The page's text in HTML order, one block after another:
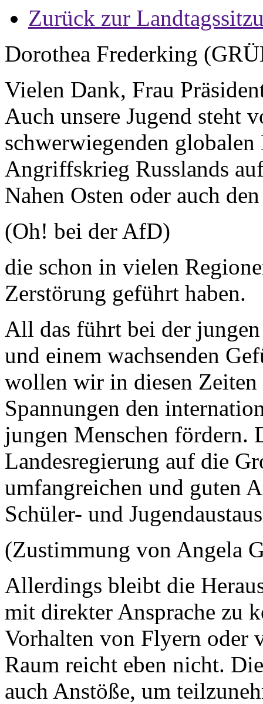
Zurück zur
Dorothea Frederking
Vielen Dank, Frau
Auch unsere Jugend steht
schwerwiegenden
Angriffskrieg Russlands
Nahen Osten oder auch
(Oh! bei der AfD)
die schon in vielen
Zerstörung geführt haben.
All das führt bei der
und einem wachsenden
wollen wir in diesen
Spannungen den
jungen Menschen fördern.
Landesregierung auf die
umfangreichen und guten
Schüler- und
(Zustimmung von Angela
Allerdings bleibt die
mit direkter Ansprache zu
Vorhalten von Flyern oder
Raum reicht eben nicht.
auch Anstöße, um